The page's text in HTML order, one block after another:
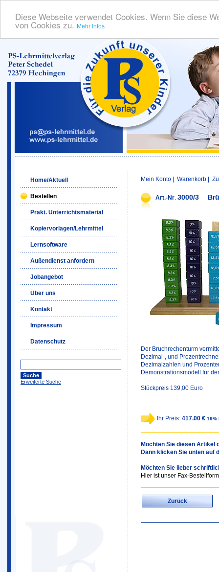
Diese Webseite verwendet Cookies. Wenn Sie diese
von Cookies zu. Mehr Infos
Home/Aktuell
Bestellen
Prakt. Unterrichtsmaterial
Kopiervorlagen/Lehrmittel
Lernsoftware
Außendienst anfordern
Jobangebot
Über uns
Kontakt
Impressum
Datenschutz
Erweiterte Suche
Mein Konto Warenkorb
Art.-Nr. 3000/3
Der Bruchrechenturm
Dezimal-, und
Dezimalzahlen und
Demonstrationsmodell für
Stückpreis 139,00 Euro
Ihr Preis: 417.00 € 19%
Möchten Sie diesen Artikel
Dann klicken Sie unten auf
Möchten Sie lieber
Hier ist unser Fax-
Zurück